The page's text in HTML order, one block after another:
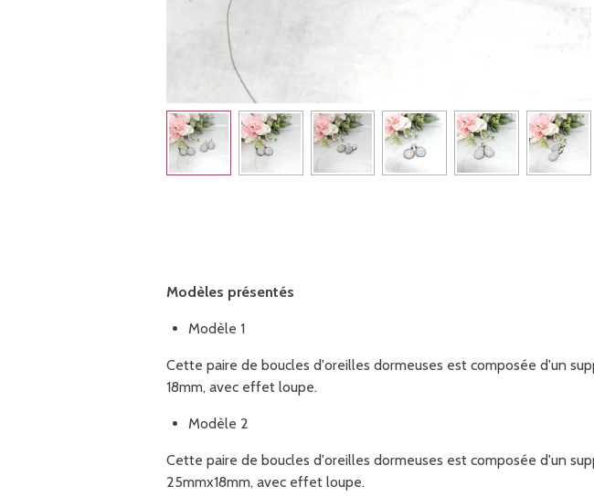
Modèles présentés
Modèle 1
Cette paire de boucles d'oreilles dormeuses est composée d'un
18mm, avec effet loupe.
Modèle 2
Cette paire de boucles d'oreilles dormeuses est composée d'un
25mmx18mm, avec effet loupe.